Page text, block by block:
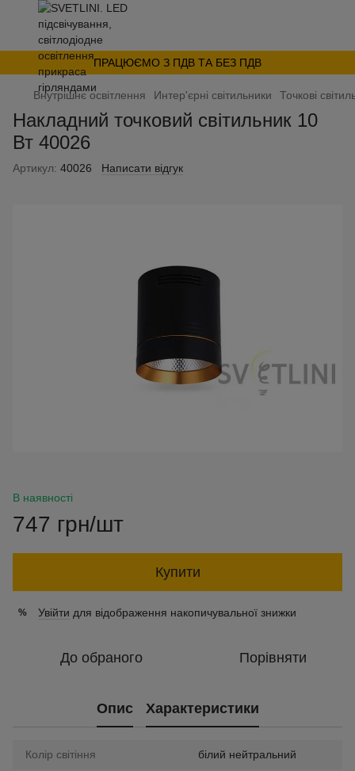
ПРАЦЮЄМО З ПДВ ТА БЕЗ ПДВ
Внутрішнє освітлення Интер'єрні світильники Точкові
Накладний точковий світильник 10
Вт 40026
Артикул: 40026 Написати відгук
В наявності
747 грн/шт
Купити
% Увійти для відображення накопичувальної знижки
До обраного Порівняти
Опис Характеристики
Колір світіння білий нейтральний